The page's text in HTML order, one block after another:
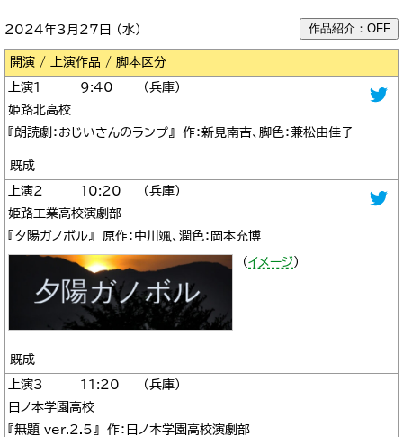
2024年3月27日 （水） 作品紹介：OFF
区分
1
9:40
兵庫
姫路北高校
『朗読劇：おじいさんのランプ』 作：新見南吉、脚色：兼松由佳子
既成
2
10:20
兵庫
姫路工業高校演劇部
『夕陽ガノボル』 原作：中川颯、潤色：岡本充博
（イメージ ）
既成
3
11:20
兵庫
日ノ本学園高校
『無題 ver.2.5』 作：日ノ本学園高校演劇部